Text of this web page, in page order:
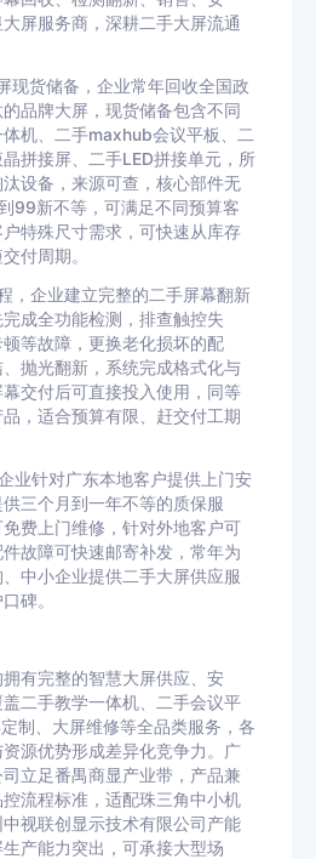
屏服务商，深耕二手大屏流通
现货储备，企业常年回收全国政
品牌大屏，现货储备包含不同
机、二手maxhub会议平板、二
拼接屏、二手LED拼接单元，所
设备，来源可查，核心部件无
99新不等，可满足不同预算客
特殊尺寸需求，可快速从库存
付周期。
，企业建立完整的二手屏幕翻新
成全功能检测，排查触控失
等故障，更换老化损坏的配
抛光翻新，系统完成格式化与
交付后可直接投入使用，同等
，适合预算有限、赶交付工期
业针对广东本地客户提供上门安
三个月到一年不等的质保服
费上门维修，针对外地客户可
故障可快速邮寄补发，常年为
中小企业提供二手大屏供应服
碑。
有完整的智慧大屏供应、安
二手教学一体机、二手会议平
制、大屏维修等全品类服务，各
源优势形成差异化竞争力。广
立足番禺商显产业带，产品兼
流程标准，适配珠三角中小机
视联创显示技术有限公司产能
产能力突出，可承接大型场